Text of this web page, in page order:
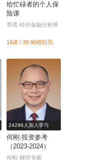
给忙碌者的个人保
险课
李璞·特许金融分析师
16讲 / 39.90得到贝
24296人加入学习
何刚·投资参考
（2023-2024）
何刚·财经专家